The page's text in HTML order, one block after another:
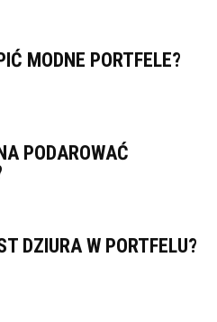
MODNE PORTFELE?
PODAROWAĆ
DZIURA W PORTFELU?